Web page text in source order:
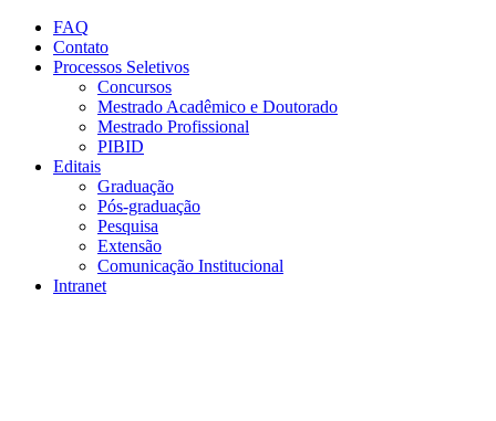
Conteúdo principal
FAQ
Contato
Processos Seletivos
Concursos
Mestrado Acadêmico e Doutorado
Mestrado Profissional
PIBID
Editais
Graduação
Pós-graduação
Pesquisa
Extensão
Comunicação Institucional
Intranet